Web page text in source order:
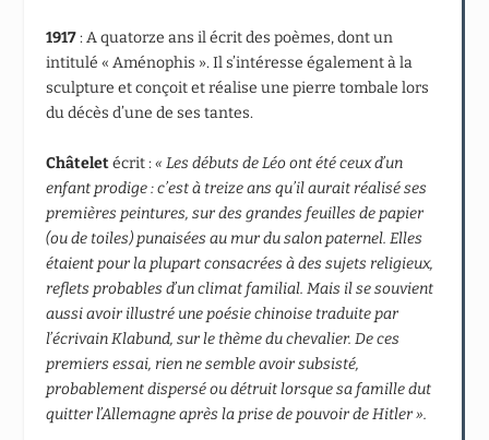
1917: A quatorze ans il écrit des poèmes, dont un
intitulé « Aménophis ». Il s’intéresse également à la
sculpture et conçoit et réalise une pierre tombale lors
du décès d’une de ses tantes.
Châteletécrit :« Les débuts de Léo ont été ceux d’un
enfant prodige : c’est à treize ans qu’il aurait réalisé ses
premières peintures, sur des grandes feuilles de papier
(ou de toiles) punaisées au mur du salon paternel. Elles
étaient pour la plupart consacrées à des sujets religieux,
reflets probables d’un climat familial. Mais il se souvient
aussi avoir illustré une poésie chinoise traduite par
l’écrivain Klabund, sur le thème du chevalier. De ces
premiers essai, rien ne semble avoir subsisté,
probablement dispersé ou détruit lorsque sa famille dut
quitter l’Allemagne après la prise de pouvoir de Hitler ».